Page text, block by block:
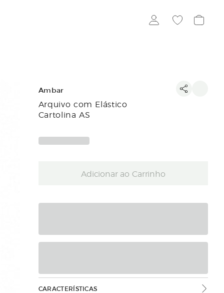
Ambar
Arquivo com Elástico
Cartolina AS
Adicionar ao Carrinho
CARACTERÍSTICAS